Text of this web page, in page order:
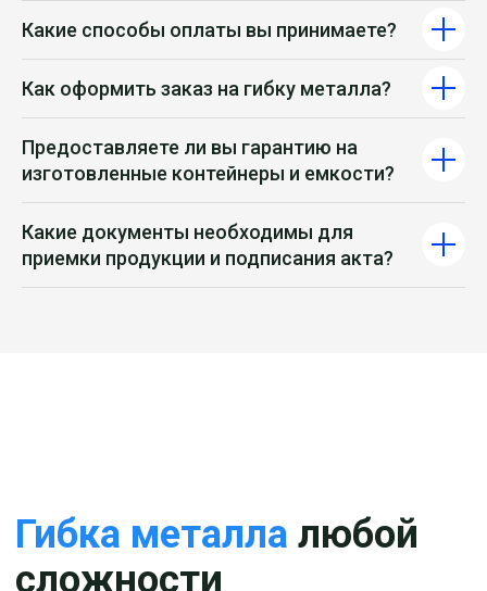
Какие способы оплаты вы принимаете?
Как оформить заказ на гибку металла?
Предоставляете ли вы гарантию на
изготовленные контейнеры и емкости?
Какие документы необходимы для
приемки продукции и подписания акта?
Контакты компании
по лазерной резке в
Москве